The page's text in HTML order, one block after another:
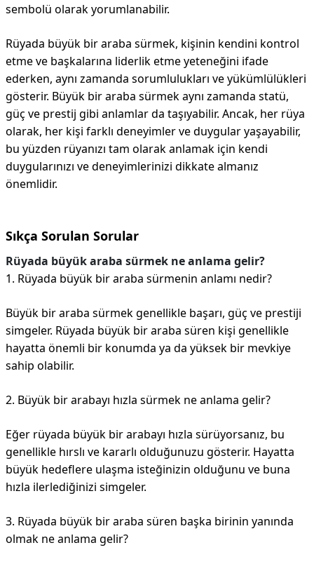
sembolü olarak yorumlanabilir.
Rüyada büyük bir araba sürmek, kişinin kendini kontrol
etme ve başkalarına liderlik etme yeteneğini ifade
ederken, aynı zamanda sorumlulukları ve yükümlülükleri
gösterir. Büyük bir araba sürmek aynı zamanda statü,
güç ve prestij gibi anlamlar da taşıyabilir. Ancak, her rüya
olarak, her kişi farklı deneyimler ve duygular yaşayabilir,
bu yüzden rüyanızı tam olarak anlamak için kendi
duygularınızı ve deneyimlerinizi dikkate almanız
önemlidir.
Sıkça Sorulan Sorular
Rüyada büyük araba sürmek ne anlama gelir?
1. Rüyada büyük bir araba sürmenin anlamı nedir?
Büyük bir araba sürmek genellikle başarı, güç ve prestiji
simgeler. Rüyada büyük bir araba süren kişi genellikle
hayatta önemli bir konumda ya da yüksek bir mevkiye
sahip olabilir.
2. Büyük bir arabayı hızla sürmek ne anlama gelir?
Eğer rüyada büyük bir arabayı hızla sürüyorsanız, bu
genellikle hırslı ve kararlı olduğunuzu gösterir. Hayatta
büyük hedeflere ulaşma isteğinizin olduğunu ve buna
hızla ilerlediğinizi simgeler.
3. Rüyada büyük bir araba süren başka birinin yanında
olmak ne anlama gelir?